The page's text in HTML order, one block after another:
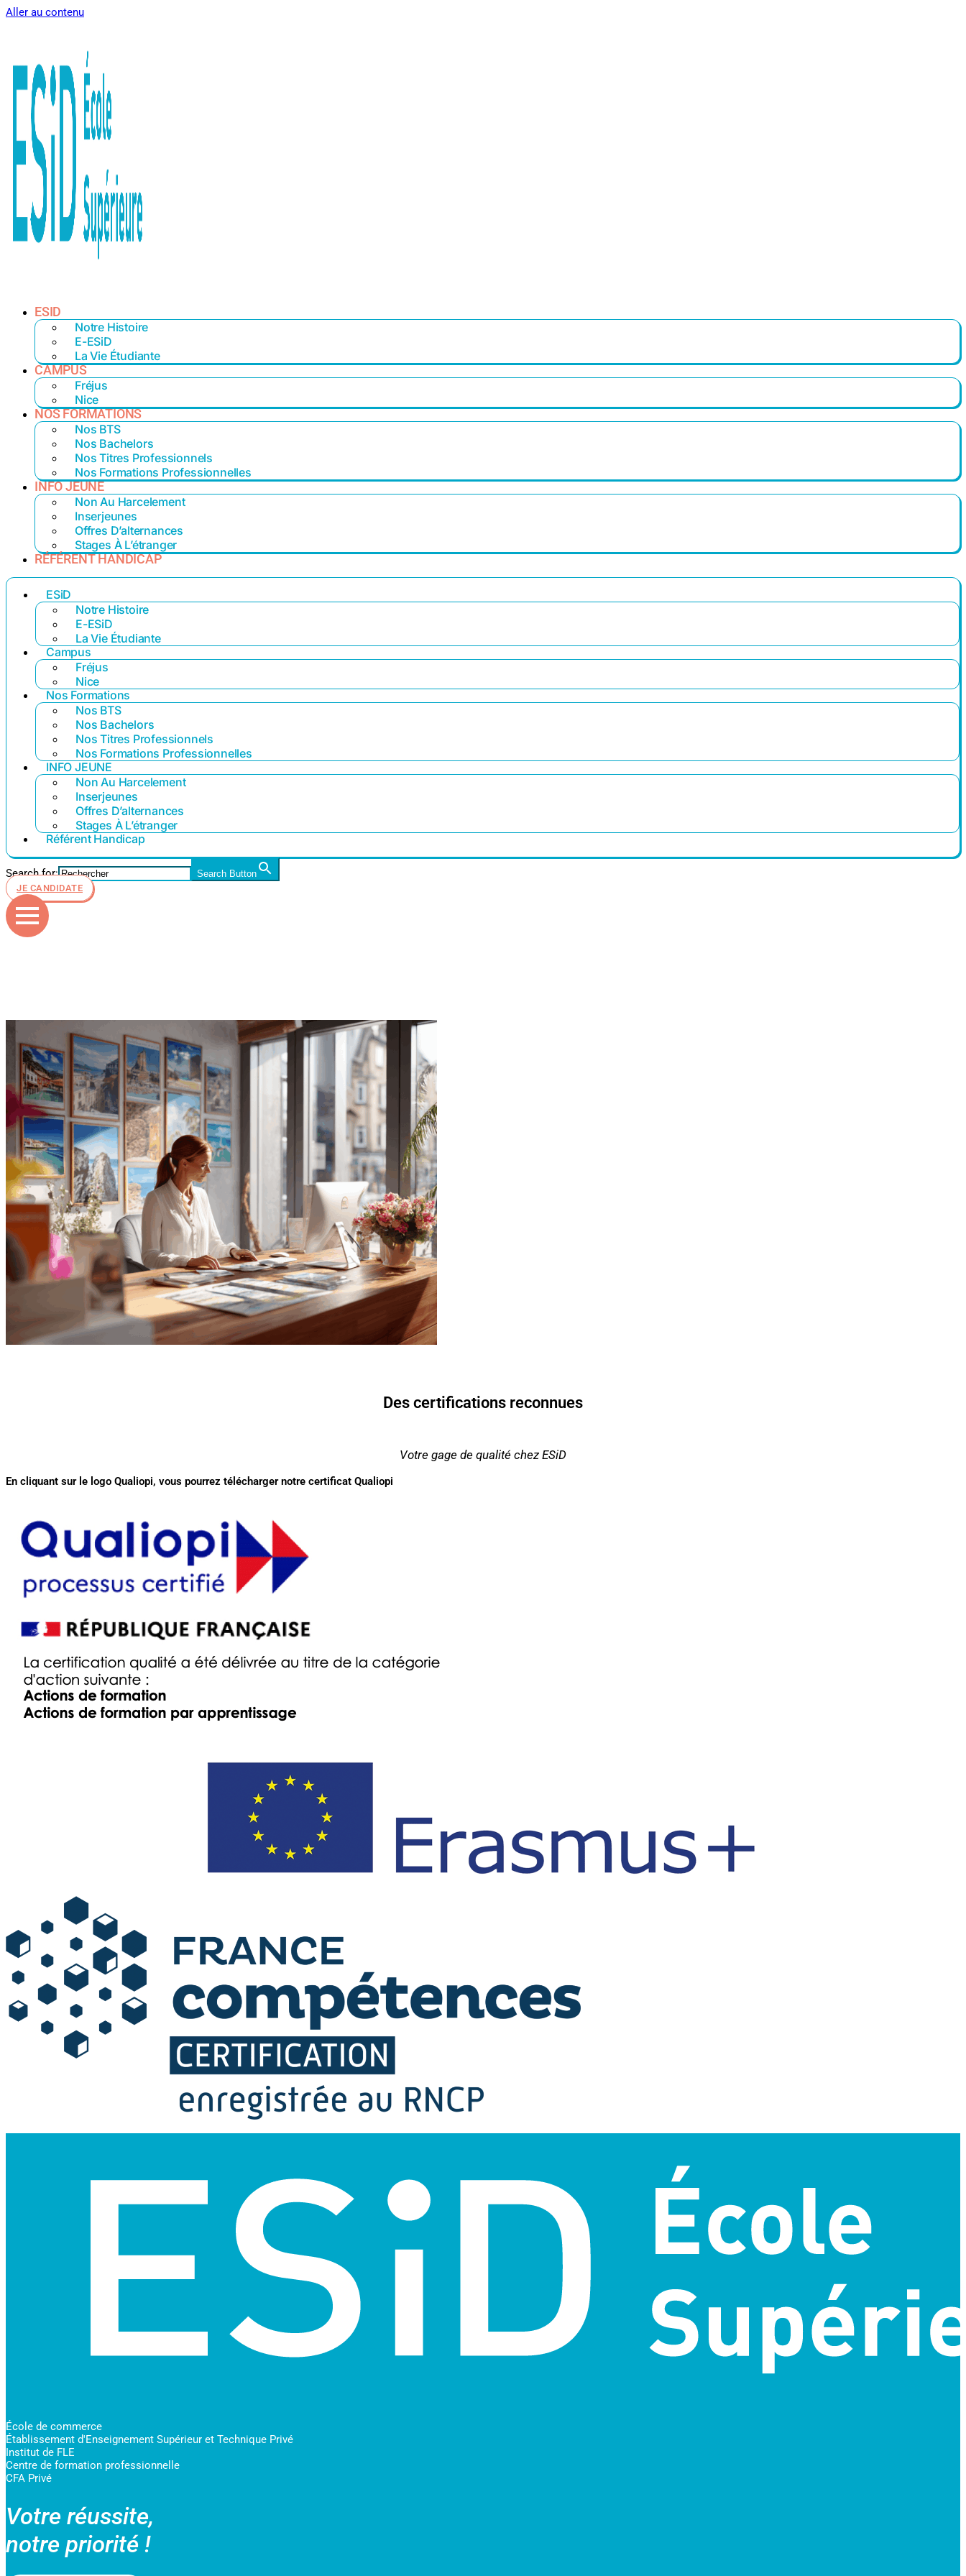
Aller au contenu
ESID
Notre Histoire
E-ESiD
La Vie Étudiante
CAMPUS
Fréjus
Nice
NOS FORMATIONS
Nos BTS
Nos Bachelors
Nos Titres Professionnels
Nos Formations Professionnelles
INFO JEUNE
Non Au Harcelement
Inserjeunes
Offres D’alternances
Stages À L’étranger
RÉFÉRENT HANDICAP
ESiD
Notre Histoire
E-ESiD
La Vie Étudiante
Campus
Fréjus
Nice
Nos Formations
Nos BTS
Nos Bachelors
Nos Titres Professionnels
Nos Formations Professionnelles
INFO JEUNE
Non Au Harcelement
Inserjeunes
Offres D’alternances
Stages À L’étranger
Référent Handicap
Search for:
Search Button
JE CANDIDATE
Des certifications reconnues
Votre gage de qualité chez ESiD
En cliquant sur le logo Qualiopi, vous pourrez télécharger notre certificat Qualiopi
École de commerce
Établissement d'Enseignement Supérieur et Technique Privé
Institut de FLE
Centre de formation professionnelle
CFA Privé
Votre réussite,
notre priorité !